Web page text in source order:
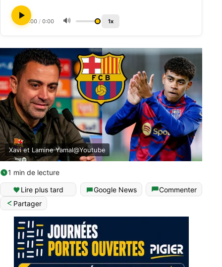
0:00 / 0:00 🔊 1x
Xavi et Lamine Yamal@Youtube
1 min de lecture
Lire plus tard Google News
Commenter
Partager